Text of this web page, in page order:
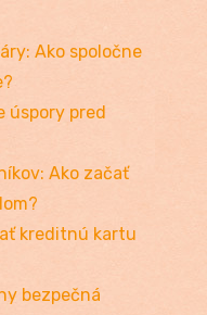
Ako spoločne
úspory pred
Ako začať
kreditnú kartu
bezpečná